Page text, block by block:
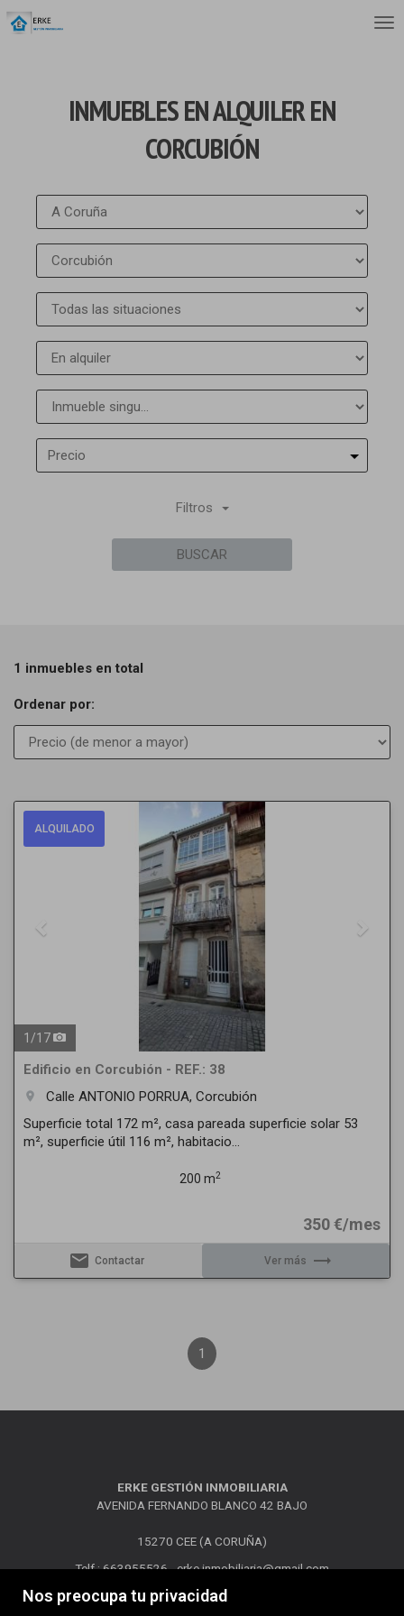
Nos preocupa tu privacidad
INMUEBLES EN ALQUILER EN
CORCUBIÓN
Precio
Filtros
BUSCAR
1 inmuebles en total
Ordenar por:
ALQUILADO
Previous Next
1 /17
Edificio en Corcubión - REF.: 38
room
Calle ANTONIO PORRUA, Corcubión
Superficie total 172 m², casa pareada superficie solar 53
m², superficie útil 116 m², habitacio...
200 m2
350 €/mes
email Contactar Ver más trending_flat
1
ERKE GESTIÓN INMOBILIARIA
AVENIDA FERNANDO BLANCO 42 BAJO
15270 CEE (A CORUÑA)
Telf.: 663955526 -erke.inmobiliaria@gmail.com